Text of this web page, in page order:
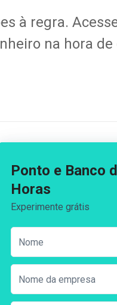
à regra.
na hora
Ponto e Banco
Horas
Experimente grátis